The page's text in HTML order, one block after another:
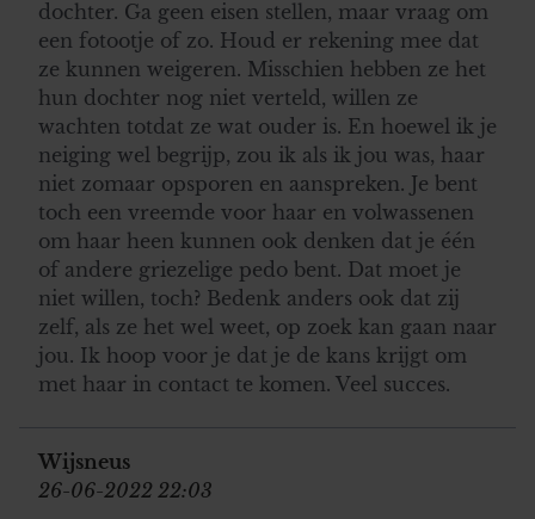
dochter. Ga geen eisen stellen, maar vraag om
een fotootje of zo. Houd er rekening mee dat
ze kunnen weigeren. Misschien hebben ze het
hun dochter nog niet verteld, willen ze
wachten totdat ze wat ouder is. En hoewel ik je
neiging wel begrijp, zou ik als ik jou was, haar
niet zomaar opsporen en aanspreken. Je bent
toch een vreemde voor haar en volwassenen
om haar heen kunnen ook denken dat je één
of andere griezelige pedo bent. Dat moet je
niet willen, toch? Bedenk anders ook dat zij
zelf, als ze het wel weet, op zoek kan gaan naar
jou. Ik hoop voor je dat je de kans krijgt om
met haar in contact te komen. Veel succes.
Wijsneus
26-06-2022 22:03